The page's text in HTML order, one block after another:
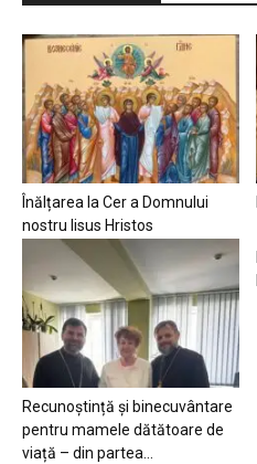
Înălțarea la Cer a Domnului
nostru Iisus Hristos
Recunoștință și binecuvântare
pentru mamele dătătoare de
viață – din partea...